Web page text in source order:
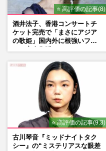
⭐ 高評価の記事(8)
酒井法子、香港コンサートチ
ケット完売で「まさにアジア
の歌姫」国内外に根強いファ
⭐ 高評価の記事(9.3)
古川琴音『ミッドナイトタク
シー』の“ミステリアスな眼差